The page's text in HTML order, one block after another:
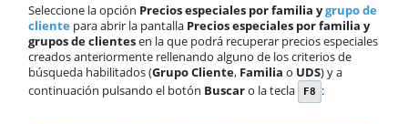
Seleccione la opción Precios especiales por familia ygrupo de
cliente para abrir la pantalla Precios especiales por familia y
grupos de clientesen la que podrá recuperar precios especiales
creados anteriormente rellenando alguno de los criterios de
búsqueda habilitados (Grupo Cliente, Familia o UDS) y a
continuación pulsando el botón Buscaro la tecla F8 :